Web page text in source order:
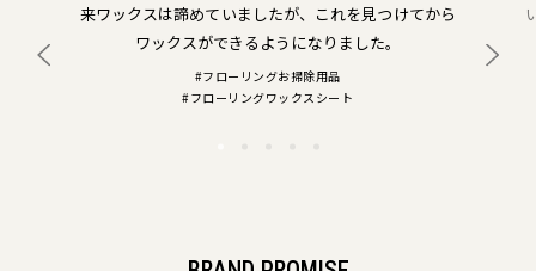
来ワックスは諦めていましたが、これを見つけてから
ワックスができるようになりました。
#フローリングお掃除用品
#フローリングワックスシート